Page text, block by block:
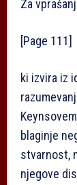
Za
[Page 111]
ki izvira iz
blaginje
stvarnost,
njegove